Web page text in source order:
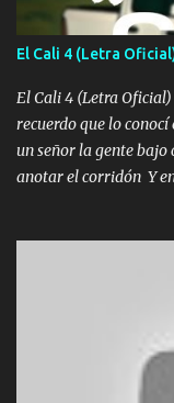
se atora Pero nunca
aunque ustedes no
echarle chingazos Y
El Cali 4 (Letra
El Cali 4 (Letra
recuerdo que lo
un señor la gente
anotar el corridón Y
verde se le extraña pa
POR CLAVE ES EL